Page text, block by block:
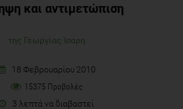
και αντιμετώπιση
της Γεωργίας Ίσαρη
18 Φεβρουαρίου 2010
15375 Προβολές
3 λεπτά να διαβαστεί